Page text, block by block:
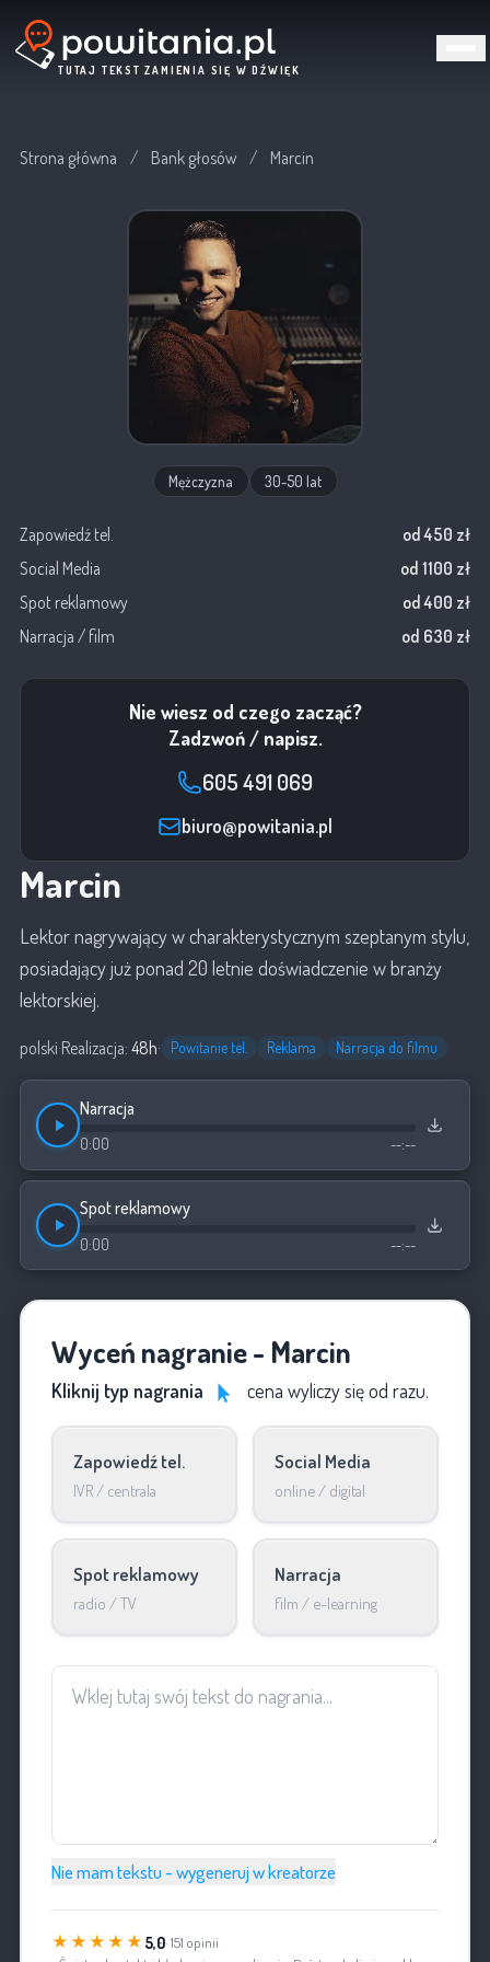
TUTAJ TEKST ZAMIENIA SIĘ W DŹWIĘK
Strona główna / Bank głosów / Marcin
Mężczyzna 30-50 lat
Zapowiedź tel.
od 450 zł
Social Media
od 1100 zł
Spot reklamowy
od 400 zł
Narracja / film
od 630 zł
Nie wiesz od czego zacząć?
Zadzwoń / napisz.
605 491 069
biuro@powitania.pl
Marcin
Lektor nagrywający w charakterystycznym szeptanym stylu,
posiadający już ponad 20 letnie doświadczenie w branży
lektorskiej.
polski·Realizacja: 48h· Powitanie tel. Reklama Narracja do filmu
Narracja
0:00 --:--
Spot reklamowy
0:00 --:--
Wyceń nagranie - Marcin
Kliknij typ nagrania cena wyliczy się od razu.
Zapowiedź tel.
IVR / centrala
Social Media
online / digital
Spot reklamowy
radio / TV
Narracja
film / e-learning
Nie mam tekstu - wygeneruj w kreatorze
★★★★★ 5,0· 151 opinii